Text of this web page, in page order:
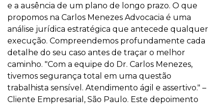
e a ausência de um plano de longo prazo. O que
propomos na Carlos Menezes Advocacia é uma
análise jurídica estratégica que antecede qualquer
execução. Compreendemos profundamente cada
detalhe do seu caso antes de traçar o melhor
caminho. "Com a equipe do Dr. Carlos Menezes,
tivemos segurança total em uma questão
trabalhista sensível. Atendimento ágil e assertivo." –
Cliente Empresarial, São Paulo. Este depoimento